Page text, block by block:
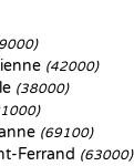
(42000)
(38000)
(69100)
Ferrand (63000)